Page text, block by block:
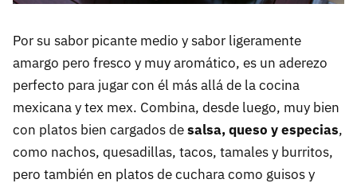
Por su sabor picante medio y sabor ligeramente
amargo pero fresco y muy aromático, es un aderezo
perfecto para jugar con él más allá de la cocina
mexicana y tex mex. Combina, desde luego, muy bien
con platos bien cargados desalsa, queso y especias,
como nachos, quesadillas, tacos, tamales y burritos,
pero también en platos de cuchara como guisos y